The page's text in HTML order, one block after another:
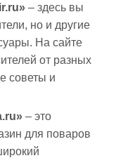
– здесь вы
но и другие
На сайте
от разных
советы и
– это
для поваров